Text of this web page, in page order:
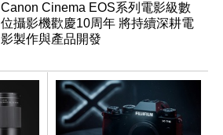
Canon Cinema EOS系列電影級數
位攝影機歡慶10周年 將持續深耕電
影製作與產品開發